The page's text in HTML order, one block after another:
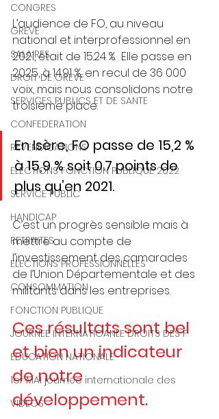
CONGRES
GREVE
SALAIRES
DROIT DE GREVE
SERVICES PUBLICS ET DE SANTE
CONFEDERATION
REVENDICATIONS
ELECTIONS FONCTION PUBLIQUE 2022
SERVICE PUBLIC
HANDICAP
RETRAITES
ELECTIONS PROFESSIONNELLES
CONSOMMATION
FONCTION PUBLIQUE
JOURNEE INTERNATIOANLE DROITS DES F
EDUCATION NATIONALE
1er MAI journée internationale des
VIDEOS
L’audience de FO, au niveau
national et interprofessionnel en
2021, était de 15.24 %.  Elle passe en
2025, à 14.91 %, en recul de 36 000
voix, mais nous consolidons notre
troisième place.
En Isère, FO passe de 15,2 %
à 15,9 % soit 0.7 points de
plus qu’en 2021.
C’est un progrès sensible mais à
mettre au compte de
l’investissement des camarades
de l’Union Départementale et des
militants dans les entreprises.
Ces résultats sont bel
et bien un indicateur
de notre
développement.